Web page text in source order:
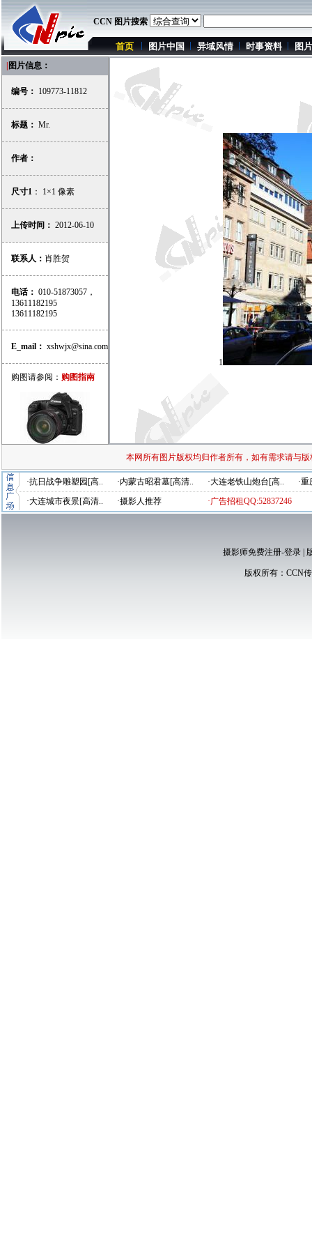
CCN 图片搜索
首页 图片中国 异域风情 时事资料 图
图片信息：
编号： 109773-11812
标题： Mr.
作者：
尺寸1 ： 1×1 像素
上传时间： 2012-06-10
联系人： 肖胜贺
电话： 010-51873057，
13611182195
13611182195
E_mail： xshwjx@sina.com
购图请参阅： 购图指南
1
本网所有图片版权均归作者所有，如有需求请与
·抗日战争雕塑园[高.. ·内蒙古昭君墓[高清.. ·大连老铁山炮台[高..
·
·大连城市夜景[高清..
·摄影人推荐 ·广告招租QQ:52837246
摄影师免费注册-登录|
版权所有： CCN